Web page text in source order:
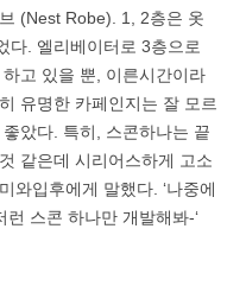
(Nest Robe). 1, 2층은 옷
다. 엘리베이터로 3층으로
고 있을 뿐, 이른시간이라
유명한 카페인지는 잘 모르
았다. 특히, 스콘하나는 끝
같은데 시리어스하게 고소
와입후에게 말했다. ‘나중에
스콘 하나만 개발해봐-‘